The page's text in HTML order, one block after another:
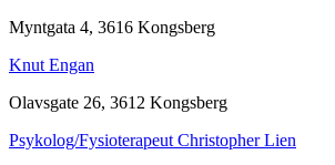
Myntgata 4, 3616 Kongsberg
Knut Engan
Olavsgate 26, 3612 Kongsberg
Psykolog/Fysioterapeut Christopher Lien